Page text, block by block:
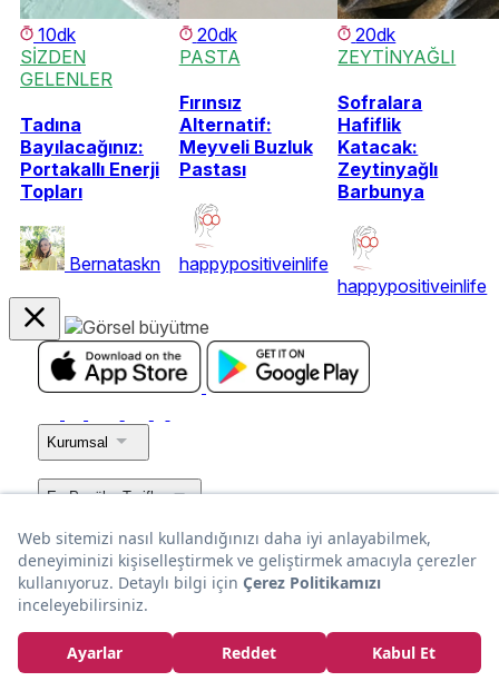
10dk
SİZDEN
GELENLER
Tadına
Bayılacağınız:
Portakallı Enerji
Topları
Bernataskn
20dk
PASTA
Fırınsız
Alternatif:
Meyveli Buzluk
Pastası
happypositiveinlife
20dk
ZEYTİNYAĞLI
Sofralara
Hafiflik
Katacak:
Zeytinyağlı
Barbunya
happypositiveinlife
Kurumsal
En Popüler Tarifler
Popüler Yaz Tarifleri
Popüler Tarif Kategorileri
Popüler Tarif Listeleri